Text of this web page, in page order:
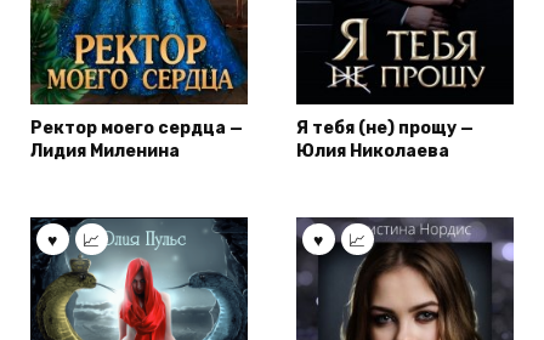
Ректор моего сердца —
Лидия Миленина
Я тебя (не) прощу —
Юлия Николаева